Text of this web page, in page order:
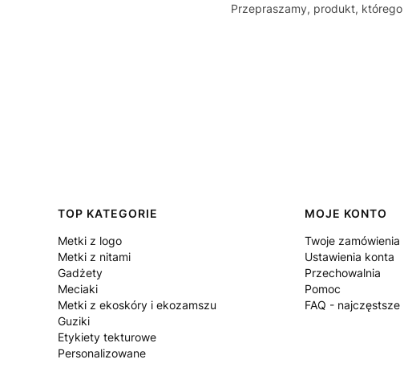
Przepraszamy, produkt,
Linki w stopce
TOP KATEGORIE
Metki z logo
Metki z nitami
Gadżety
Meciaki
Metki z ekoskóry i ekozamszu
Guziki
Etykiety tekturowe
Personalizowane
MOJE KONTO
Twoje zamówienia
Ustawienia konta
Przechowalnia
Pomoc
FAQ - najczęstsze